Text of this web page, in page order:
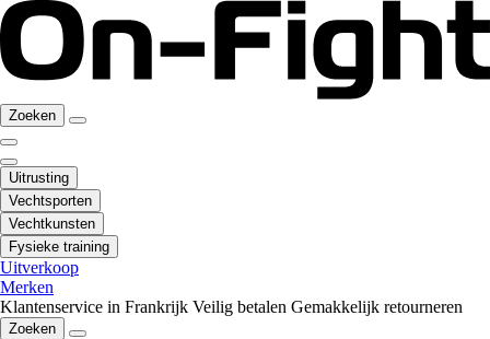
Zoeken
Uitrusting
Vechtsporten
Vechtkunsten
Fysieke training
Uitverkoop
Merken
Klantenservice in Frankrijk Veilig betalen Gemakkelijk retourneren
Zoeken